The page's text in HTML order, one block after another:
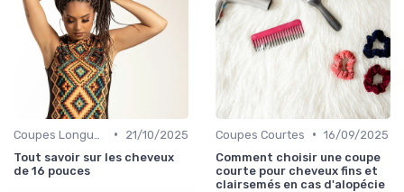
•
21/10/2025
Tout savoir sur les cheveux
de 16 pouces
Coupes Courtes • 16/09/2025
Comment choisir une coupe
courte pour cheveux fins et
clairsemés en cas d'alopécie